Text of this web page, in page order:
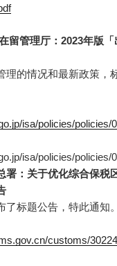
留管理厅：2023年版
理的情况和最新政策，
isa/policies/policies/
isa/policies/policies/
署：关于优化综合保税
了标题公告，特此通知。
customs/